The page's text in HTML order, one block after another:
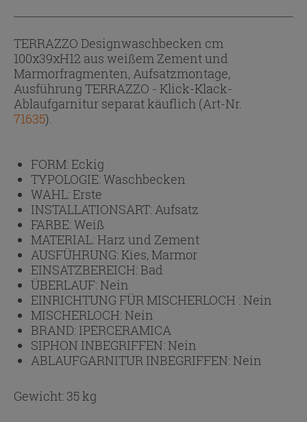
TERRAZZO Designwaschbecken cm
100x39xH12 aus weißem Zement und
Marmorfragmenten, Aufsatzmontage,
Ausführung TERRAZZO - Klick-Klack-
Ablaufgarnitur separat käuflich (Art-Nr.
71635).
FORM:Eckig
TYPOLOGIE:Waschbecken
WAHL:Erste
INSTALLATIONSART: Aufsatz
FARBE:Weiß
MATERIAL:Harz und Zement
AUSFÜHRUNG:Kies, Marmor
EINSATZBEREICH:Bad
ÜBERLAUF:Nein
EINRICHTUNG FÜR MISCHERLOCH :Nein
MISCHERLOCH:Nein
BRAND: IPERCERAMICA
SIPHON INBEGRIFFEN:Nein
ABLAUFGARNITUR INBEGRIFFEN:Nein
Gewicht: 35 kg